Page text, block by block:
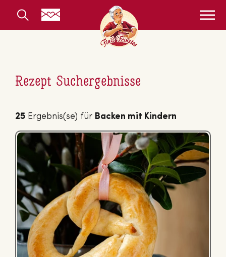
Rezept Suchergebnisse
25 Ergebnis(se) für Backen mit Kindern